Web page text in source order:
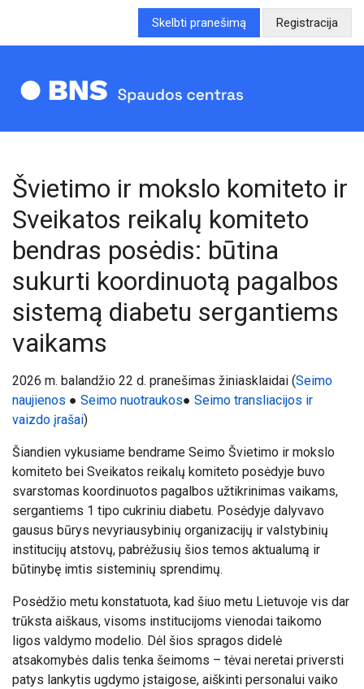
Skelbti pranešimą Registracija
Švietimo ir mokslo komiteto ir
Sveikatos reikalų komiteto
bendras posėdis: būtina
sukurti koordinuotą pagalbos
sistemą diabetu sergantiems
vaikams
2026 m. balandžio 22 d. pranešimas žiniasklaidai (Seimo
naujienos ● Seimo nuotraukos● Seimo transliacijos ir
vaizdo įrašai)
Šiandien vykusiame bendrame Seimo Švietimo ir mokslo
komiteto bei Sveikatos reikalų komiteto posėdyje buvo
svarstomas koordinuotos pagalbos užtikrinimas vaikams,
sergantiems 1 tipo cukriniu diabetu. Posėdyje dalyvavo
gausus būrys nevyriausybinių organizacijų ir valstybinių
institucijų atstovų, pabrėžusių šios temos aktualumą ir
būtinybę imtis sisteminių sprendimų.
Posėdžio metu konstatuota, kad šiuo metu Lietuvoje vis dar
trūksta aiškaus, visoms institucijoms vienodai taikomo
ligos valdymo modelio. Dėl šios spragos didelė
atsakomybės dalis tenka šeimoms – tėvai neretai priversti
patys lankytis ugdymo įstaigose, aiškinti personalui vaiko